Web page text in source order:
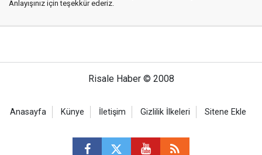
Anlayışınız için teşekkür ederiz.
Risale Haber © 2008
Anasayfa Künye İletişim Gizlilik İlkeleri Sitene Ekle